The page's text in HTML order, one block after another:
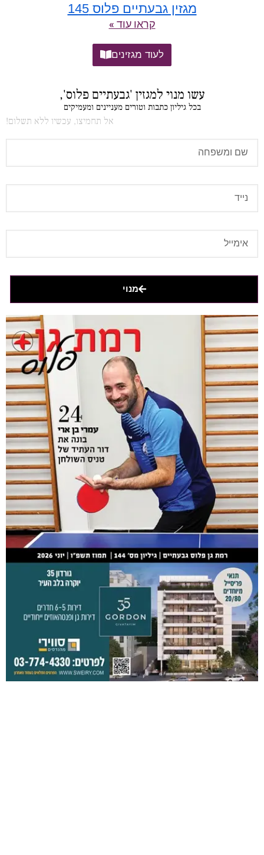
מגזין גבעתיים פלוס 145
קראו עוד »
לעוד מגזינים
עשו מנוי למגזין 'גבעתיים פלוס',
בכל גיליון כתבות וטורים מעניינים ומעמיקים
אל תחמיצו, עכשיו ללא תשלום!
מנוי